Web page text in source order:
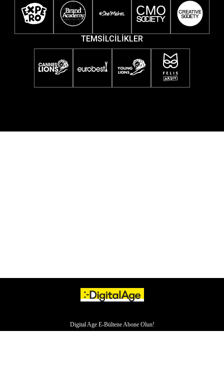
TEMSİLCİLİKLER
Digital Age E-Bültene Abone Olun!